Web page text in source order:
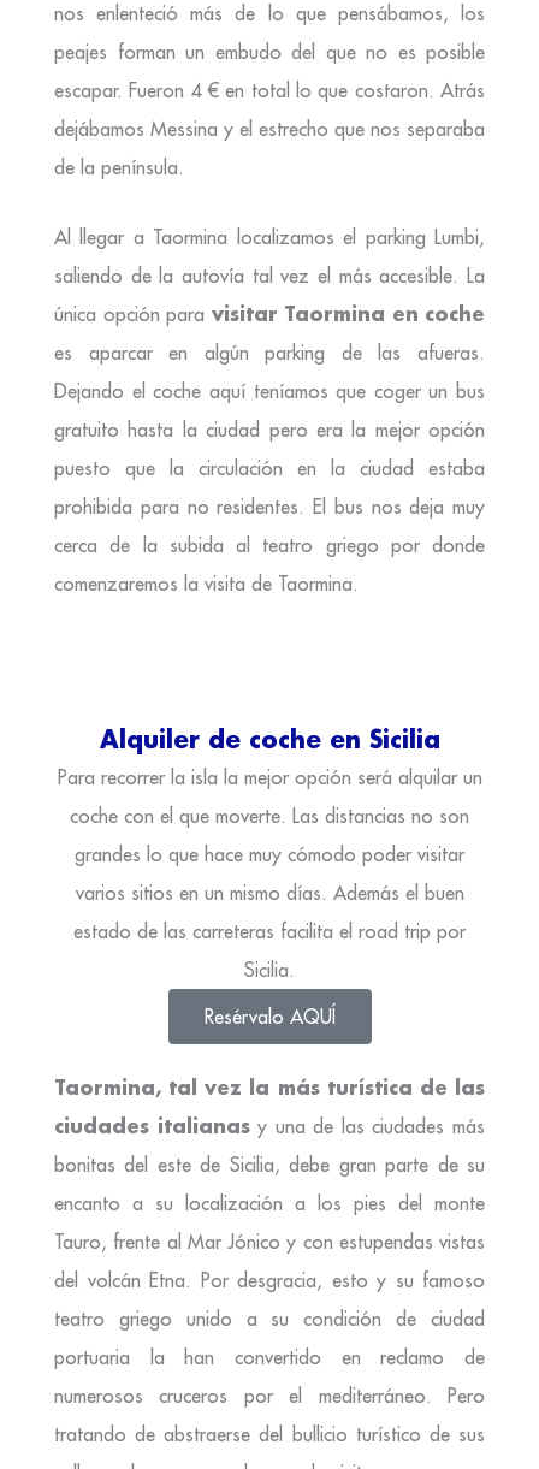
nos enlenteció más de lo que pensábamos, los
peajes forman un embudo del que no es posible
escapar. Fueron 4 € en total lo que costaron. Atrás
dejábamos Messina y el estrecho que nos separaba
de la península.
Al llegar a Taormina localizamos el parking Lumbi,
saliendo de la autovía tal vez el más accesible. La
única opción para visitar Taormina en coche
es aparcar en algún parking de las afueras.
Dejando el coche aquí teníamos que coger un bus
gratuito hasta la ciudad pero era la mejor opción
puesto que la circulación en la ciudad estaba
prohibida para no residentes. El bus nos deja muy
cerca de la subida al teatro griego por donde
comenzaremos la visita de Taormina.
Alquiler de coche en Sicilia
Para recorrer la isla la mejor opción será alquilar un
coche con el que moverte. Las distancias no son
grandes lo que hace muy cómodo poder visitar
varios sitios en un mismo días. Además el buen
estado de las carreteras facilita el road trip por
Sicilia.
Resérvalo AQUÍ
Taormina, tal vez la más turística de las
ciudades italianasy una de las ciudades más
bonitas del este de Sicilia, debe gran parte de su
encanto a su localización a los pies del monte
Tauro, frente al Mar Jónico y con estupendas vistas
del volcán Etna. Por desgracia, esto y su famoso
teatro griego unido a su condición de ciudad
portuaria la han convertido en reclamo de
numerosos cruceros por el mediterráneo. Pero
tratando de abstraerse del bullicio turístico de sus